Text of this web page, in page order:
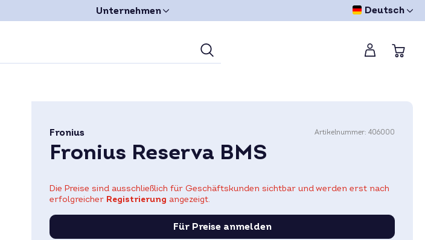
Unternehmen Deutsch
Fronius Artikelnummer: 406000
Fronius Reserva BMS
Die Preise sind ausschließlich für Geschäftskunden sichtbar und werden erst nach
erfolgreicher Registrierung angezeigt.
Für Preise anmelden